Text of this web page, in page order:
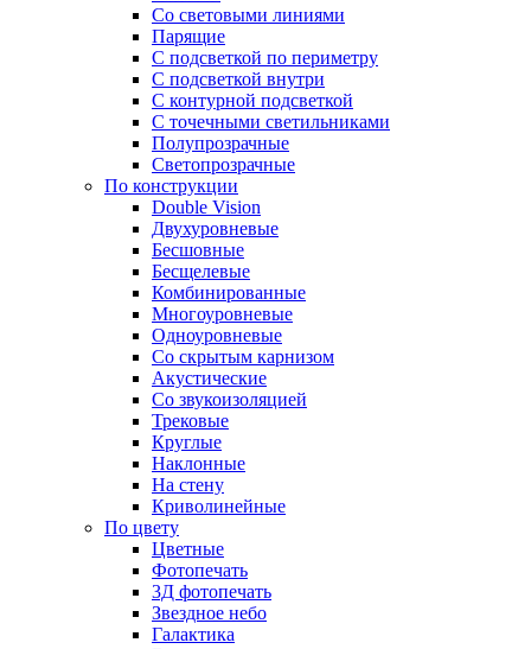
Со световыми линиями
Парящие
С подсветкой по периметру
С подсветкой внутри
С контурной подсветкой
С точечными светильниками
Полупрозрачные
Светопрозрачные
По конструкции
Double Vision
Двухуровневые
Бесшовные
Бесщелевые
Комбинированные
Многоуровневые
Одноуровневые
Со скрытым карнизом
Акустические
Со звукоизоляцией
Трековые
Круглые
Наклонные
На стену
Криволинейные
По цвету
Цветные
Фотопечать
3Д фотопечать
Звездное небо
Галактика